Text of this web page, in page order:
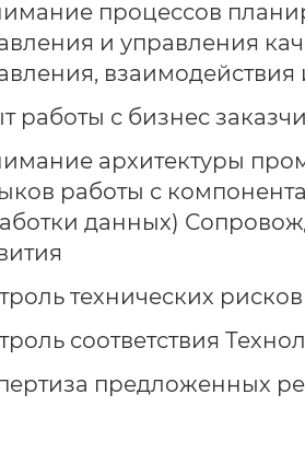
процессов
и управления
работы с бизнес
архитектуры
работы с
данных)
технических
соответствия
предложенных